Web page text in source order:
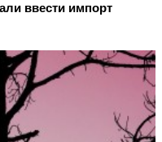
ввести импорт